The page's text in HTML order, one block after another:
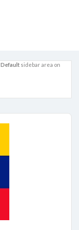
Default sidebar area on